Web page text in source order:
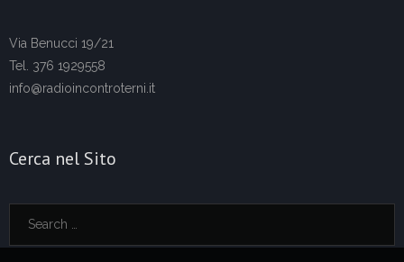
Via Benucci 19/21
Tel. 376 1929558
info@radioincontroterni.it
Cerca nel Sito